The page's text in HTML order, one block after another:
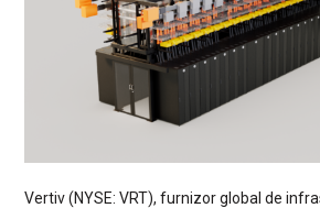
Vertiv (NYSE: VRT), furnizor global de